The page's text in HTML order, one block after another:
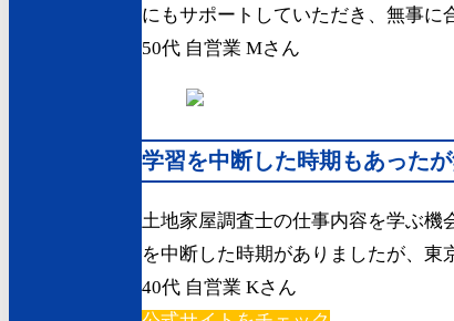
にもサポートしていただき、無事に
50代 自営業 Mさん
学習を中断した時期もあった
土地家屋調査士の仕事内容を学ぶ機
を中断した時期がありましたが、東
40代 自営業 Kさん